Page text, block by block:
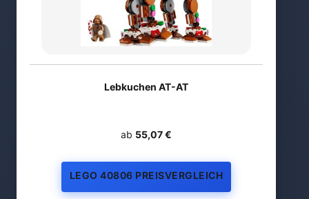
Lebkuchen AT-AT
ab 55,07 €
LEGO 40806 PREISVERGLEICH